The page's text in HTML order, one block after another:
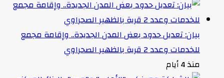
بيان: تعديل حدود بعض المدن الجديدة.. وإقامة مجمع
للخدمات وعدد 2 قرية بالظهير الصحراوي
منذ 4 أيام